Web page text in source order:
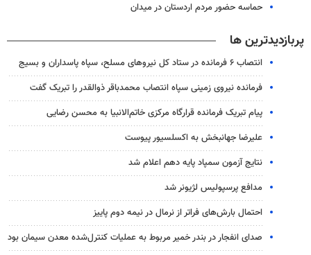
حماسه حضور مردم اردستان در میدان
پربازدیدترین ها
انتصاب ۶ فرمانده در ستاد کل نیروهای مسلح، سپاه پاسداران و بسیج
فرمانده نیروی زمینی سپاه انتصاب محمدباقر ذوالقدر را تبریک گفت
پیام تبریک فرمانده قرارگاه مرکزی خاتم‌الانبیا به محسن رضایی
علیرضا جهانبخش به اکسلسیور پیوست
نتایج آزمون سمپاد پایه دهم اعلام شد
مدافع پرسپولیس لژیونر شد
احتمال بارش‌های فراتر از نرمال در نیمه دوم پاییز
صدای انفجار در بندر خمیر مربوط به عملیات کنترل‌شده معدن سیمان بود